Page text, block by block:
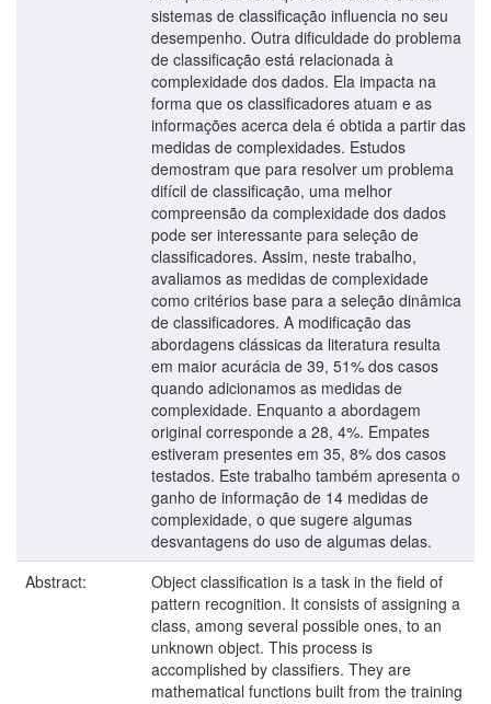
sistemas de classificação influencia no seu
desempenho. Outra dificuldade do problema
de classificação está relacionada à
complexidade dos dados. Ela impacta na
forma que os classificadores atuam e as
informações acerca dela é obtida a partir das
medidas de complexidades. Estudos
demostram que para resolver um problema
difícil de classificação, uma melhor
compreensão da complexidade dos dados
pode ser interessante para seleção de
classificadores. Assim, neste trabalho,
avaliamos as medidas de complexidade
como critérios base para a seleção dinâmica
de classificadores. A modificação das
abordagens clássicas da literatura resulta
em maior acurácia de 39, 51% dos casos
quando adicionamos as medidas de
complexidade. Enquanto a abordagem
original corresponde a 28, 4%. Empates
estiveram presentes em 35, 8% dos casos
testados. Este trabalho também apresenta o
ganho de informação de 14 medidas de
complexidade, o que sugere algumas
desvantagens do uso de algumas delas.
Abstract:
Object classification is a task in the field of
pattern recognition. It consists of assigning a
class, among several possible ones, to an
unknown object. This process is
accomplished by classifiers. They are
mathematical functions built from the training